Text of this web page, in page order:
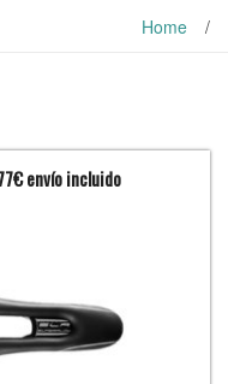
Home /
envío incluido